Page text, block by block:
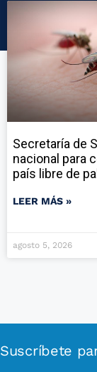
Secretaría de
nacional para
país libre de
LEER MÁS »
agosto 5, 2026
Suscríbete